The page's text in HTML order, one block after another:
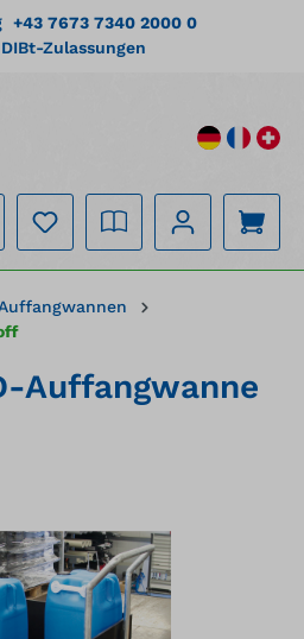
+43 7673 7340 2000 0
DIBt-Zulassungen
Auffangwanne